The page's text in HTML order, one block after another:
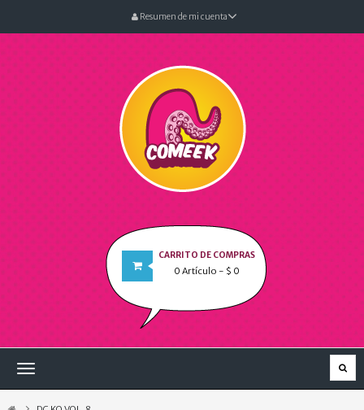
Resumen de mi cuenta
CARRITO DE COMPRAS
0 Artículo - $ 0
Navegación